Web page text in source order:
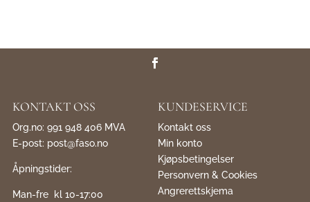
KONTAKT OSS
Org.no: 991 948 406 MVA
E-post: post@faso.no
Åpningstider:
Man-fre kl 10-17:00
KUNDESERVICE
Kontakt oss
Min konto
Kjøpsbetingelser
Personvern & Cookies
Angrerettskjema